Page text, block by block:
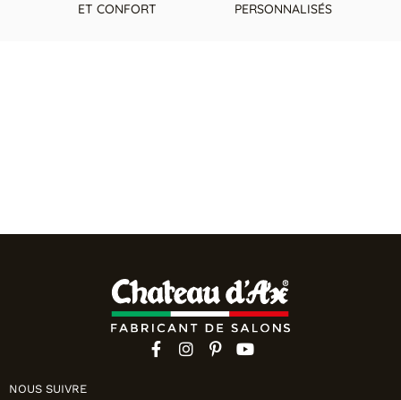
ET CONFORT
PERSONNALISÉS
NOUS SUIVRE